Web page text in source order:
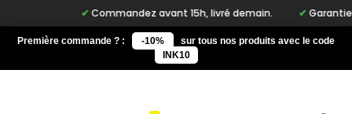
Commandez avant 15h, livré demain. Garantie à
Première commande ? : -10%
sur tous nos produits avec le code
INK10